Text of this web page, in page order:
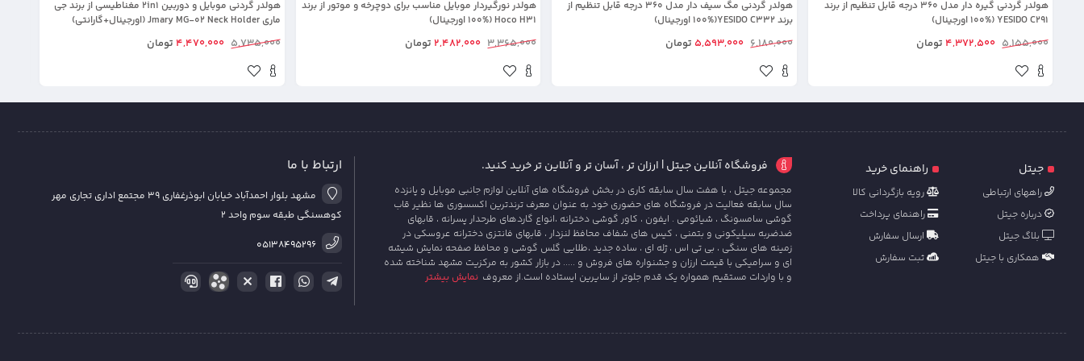
هولدر گردنی گیره دار مدل 360 درجه قابل تنظیم از برند
YESIDO C291 (100% اورجینال)
5,155,000
4,372,500 تومان
هولدر گردنی مگ سیف دار مدل 360 درجه قابل تنظیم از
برند YESIDO C332(100% اورجینال)
6,180,000
5,593,000 تومان
هولدر نورگیردار موبایل مناسب برای دوچرخه و موتور از برند
Hoco H31 (100% اورجینال)
3,365,000
2,482,000 تومان
هولدر گردنی موبایل و دوربین 2in1 مغناطیسی از برند جی
ماری Jmary MG-02 Neck Holder (اورجینال+گارانتی)
5,735,000
4,470,000 تومان
جیتل
راههای ارتباطی
درباره جیتل
بلاگ جیتل
همکاری با جیتل
راهنمای خرید
رویه بازگردانی کالا
راهنمای پرداخت
ارسال سفارش
ثبت سفارش
فروشگاه آنلاین جیتل | ارزان تر ، آسان تر و آنلاین تر خرید کنید.
مجموعه جیتل ، با هفت سال سابقه کاری در بخش فروشگاه های آنلاین لوازم جانبی موبایل و پانزده
سال سابقه فعالیت در فروشگاه های حضوری خود به عنوان معرف ترندترین اکسسوری ها نظیر قاب
گوشی سامسونگ ، شیائومی . ایفون ، کاور گوشی دخترانه ،انواع گاردهای طرحدار پسرانه ، قابهای
ضدضربه سیلیکونی و بتمنی ، کیس های شفاف محافظ لنزدار ، قابهای فانتزی دخترانه عروسکی در
زمینه های سنگی ، بی تی اس ، ژله ای ، ساده جدید ،طلایی گلس گوشی و محافظ صفحه نمایش شیشه
ای و سرامیکی با قیمت ارزان و جشنواره های فروش و ..... در بازار کشور به مرکزیت مشهد شناخته شده
و با واردات مستقیم همواره یک قدم جلوتر از سایرین ایستاده است.از معروف نمایش بیشتر
ارتباط با ما
مشهد بلوار احمدآباد خیابان ابوذرغفاری 39 مجتمع اداری تجاری مهر
کوهسنگی طبقه سوم واحد 2
05138495296